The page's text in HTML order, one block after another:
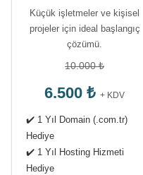
Küçük işletmeler ve kişisel
projeler için ideal başlangıç
çözümü.
10.000 ₺
6.500 ₺ + KDV
✔️ 1 Yıl Domain (.com.tr)
Hediye
✔️ 1 Yıl Hosting Hizmeti
Hediye